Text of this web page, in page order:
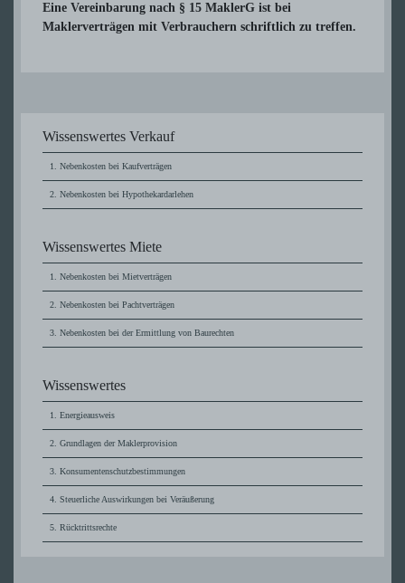
Eine Vereinbarung nach § 15 MaklerG ist bei
Maklerverträgen mit Verbrauchern schriftlich zu treffen.
Wissenswertes Verkauf
Nebenkosten bei Kaufverträgen
Nebenkosten bei Hypothekardarlehen
Wissenswertes Miete
Nebenkosten bei Mietverträgen
Nebenkosten bei Pachtverträgen
Nebenkosten bei der Ermittlung von Baurechten
Wissenswertes
Energieausweis
Grundlagen der Maklerprovision
Konsumentenschutzbestimmungen
Steuerliche Auswirkungen bei Veräußerung
Rücktrittsrechte